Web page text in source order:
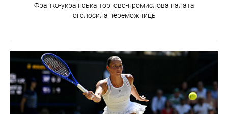
Франко-українська торгово-промислова палата
оголосила переможниць